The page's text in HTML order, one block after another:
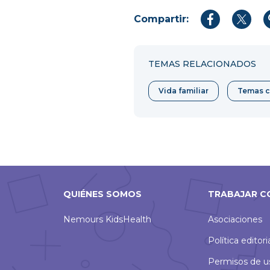
Compartir:
Compartir
TEMAS RELACIONADOS
Vida familiar Temas
QUIÉNES SOMOS
Nemours KidsHealth
TRABAJAR
Asociaciones
Política
Permisos de